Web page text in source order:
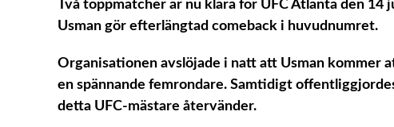
Två toppmatcher är nu klara för UFC Atlanta den 14
Usman gör efterlängtad comeback i huvudnumret.
Organisationen avslöjade i natt att Usman kommer
en spännande femrondare. Samtidigt
detta UFC-mästare återvänder.